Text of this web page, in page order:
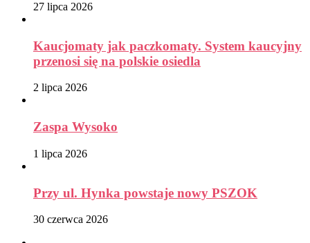
27 lipca 2026
Kaucjomaty jak paczkomaty. System kaucyjny
przenosi się na polskie osiedla
2 lipca 2026
Zaspa Wysoko
1 lipca 2026
Przy ul. Hynka powstaje nowy PSZOK
30 czerwca 2026